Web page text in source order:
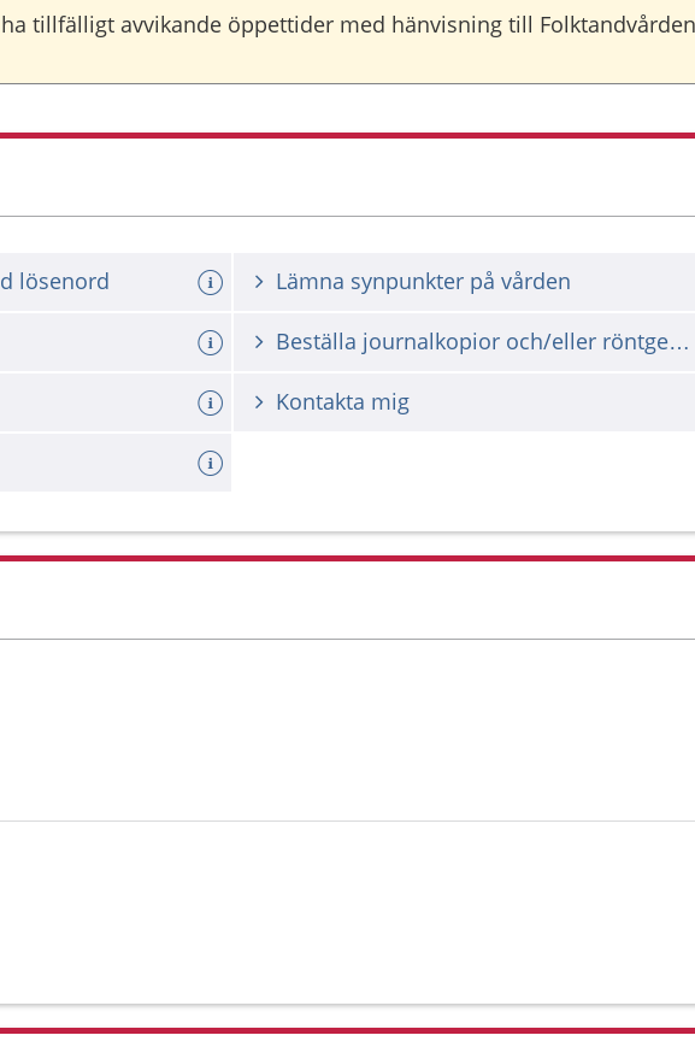
tillfälligt avvikande öppettider med hänvisning till
lösenord Lämna synpunkter på vården
Beställa journalkopior och/eller röntgenbilder
Kontakta mig